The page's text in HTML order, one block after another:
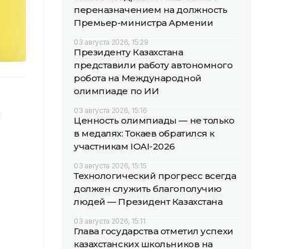
переназначением на должность
Премьер-министра Армении
03 августа 2026, 15:29
Президенту Казахстана
представили работу автономного
робота на Международной
олимпиаде по ИИ
03 августа 2026, 15:16
Ценность олимпиады — не только
в медалях: Токаев обратился к
участникам IOAI-2026
03 августа 2026, 15:15
Технологический прогресс всегда
должен служить благополучию
людей — Президент Казахстана
03 августа 2026, 15:11
Глава государства отметил успехи
казахстанских школьников на